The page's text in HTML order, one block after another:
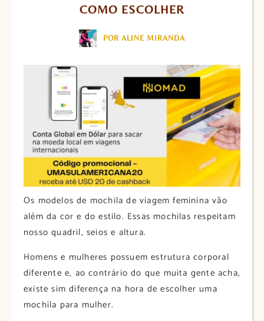
COMO ESCOLHER
POR ALINE MIRANDA
Os modelos de mochila de viagem feminina vão
além da cor e do estilo. Essas mochilas respeitam
nosso quadril, seios e altura.
Homens e mulheres possuem estrutura corporal
diferente e, ao contrário do que muita gente acha,
existe sim diferença na hora de escolher uma
mochila para mulher.